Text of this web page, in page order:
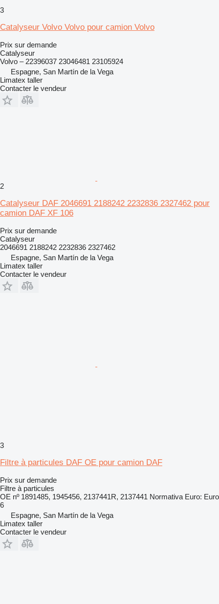
3
Catalyseur Volvo Volvo pour camion Volvo
Prix sur demande
Catalyseur
Volvo – 22396037 23046481 23105924
Espagne, San Martín de la Vega
Limatex taller
Contacter le vendeur
2
Catalyseur DAF 2046691 2188242 2232836 2327462 pour
camion DAF XF 106
Prix sur demande
Catalyseur
2046691 2188242 2232836 2327462
Espagne, San Martín de la Vega
Limatex taller
Contacter le vendeur
3
Filtre à particules DAF OE pour camion DAF
Prix sur demande
Filtre à particules
OE nº 1891485, 1945456, 2137441R, 2137441 Normativa Euro: Euro
6
Espagne, San Martín de la Vega
Limatex taller
Contacter le vendeur